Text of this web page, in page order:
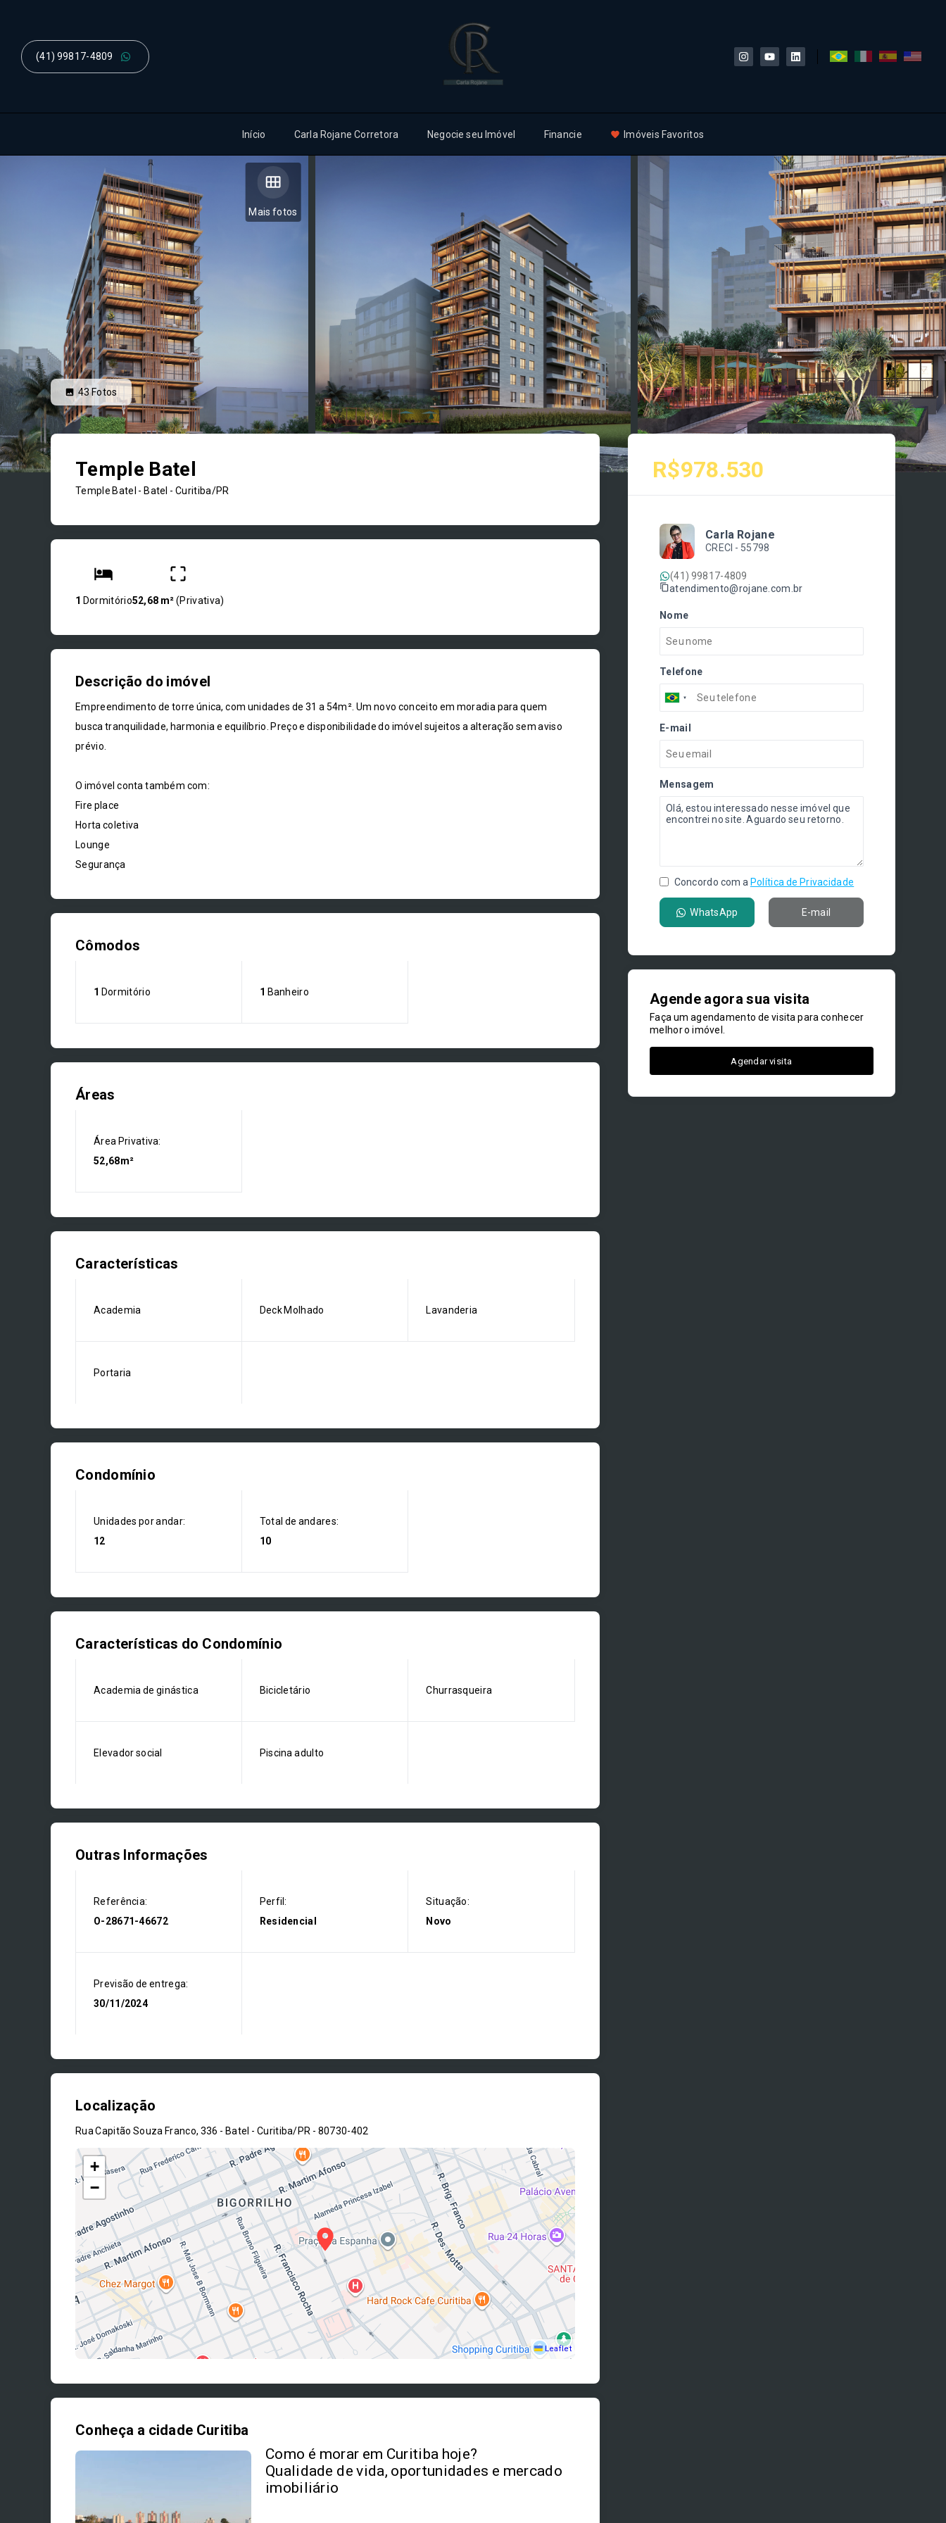
(41) 99817-4809
Início Carla Rojane Corretora Negocie seu Imóvel Financie Imóveis Favoritos
Mais fotos
43Fotos
Temple Batel
Temple Batel - Batel - Curitiba/PR
1 Dormitório52,68 m²(Privativa)
Descrição do imóvel
Empreendimento de torre única, com unidades de 31 a 54m². Um novo conceito em moradia para quem
busca tranquilidade, harmonia e equilíbrio. Preço e disponibilidade do imóvel sujeitos a alteração sem aviso
prévio.
O imóvel conta também com:
Fire place
Horta coletiva
Lounge
Segurança
Cômodos
1 Dormitório 1 Banheiro
Áreas
Área Privativa:
52,68m²
Características
Academia Deck Molhado Lavanderia
Portaria
Condomínio
Unidades por andar:
12
Total de andares:
10
Características do Condomínio
Academia de ginástica Bicicletário Churrasqueira
Elevador social Piscina adulto
Outras Informações
Referência:
O-28671-46672
Perfil:
Residencial
Situação:
Novo
Previsão de entrega:
30/11/2024
Localização
Rua Capitão Souza Franco, 336 - Batel - Curitiba/PR - 80730-402
+
−
Leaflet
Conheça a cidade Curitiba
Como é morar em Curitiba hoje?
Qualidade de vida, oportunidades e mercado
imobiliário
R$978.530
Carla Rojane
CRECI - 55798
(41) 99817-4809
atendimento@rojane.com.br
Nome
Telefone
E-mail
Mensagem
Concordo com a Política de Privacidade
WhatsApp E-mail
Agende agora sua visita
Faça um agendamento de visita para conhecer
melhor o imóvel.
Agendar visita